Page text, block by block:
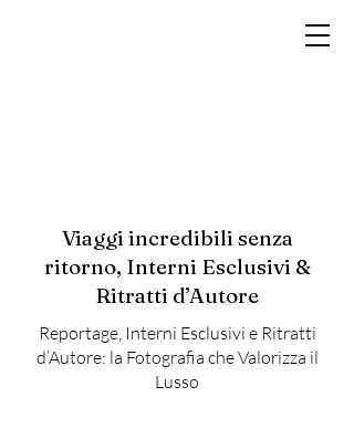
Viaggi incredibili senza
ritorno, Interni Esclusivi &
Ritratti d’Autore
Reportage, Interni Esclusivi e Ritratti
d’Autore: la Fotografia che Valorizza il
Lusso